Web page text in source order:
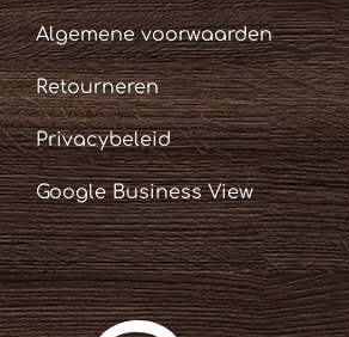
Algemene voorwaarden
Retourneren
Privacybeleid
Google Business View